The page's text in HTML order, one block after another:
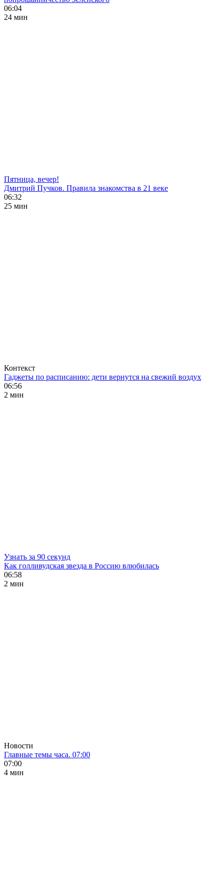
06:04
24 мин
Пятница, вечер!
Дмитрий Пучков. Правила знакомства в 21 веке
06:32
25 мин
Контекст
Гаджеты по расписанию: дети вернутся на свежий воздух
06:56
2 мин
Узнать за 90 секунд
Как голливудская звезда в Россию влюбилась
06:58
2 мин
Новости
Главные темы часа. 07:00
07:00
4 мин